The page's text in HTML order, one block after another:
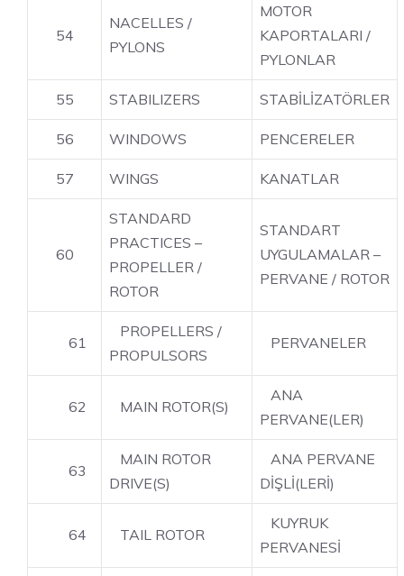
54
NACELLES /
PYLONS
MOTOR
KAPORTALARI /
PYLONLAR
55 STABILIZERS STABİLİZATÖRLER
56 WINDOWS PENCERELER
57 WINGS KANATLAR
60
STANDARD
PRACTICES –
PROPELLER /
ROTOR
STANDART
UYGULAMALAR –
PERVANE / ROTOR
61
PROPELLERS /
PROPULSORS
PERVANELER
62 MAIN ROTOR(S)
ANA
PERVANE(LER)
63
MAIN ROTOR
DRIVE(S)
ANA PERVANE
DİŞLİ(LERİ)
64 TAIL ROTOR
KUYRUK
PERVANESİ